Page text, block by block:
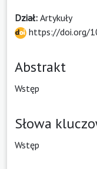
Dział: Artykuły
https://doi.org/
Abstrakt
Wstęp
Słowa
Wstęp